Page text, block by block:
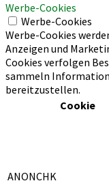
Werbe-Cookies
Werbe-Cookies
Werbe-Cookies
Anzeigen und
Cookies verfolgen
sammeln
bereitzustellen.
Cookie
ANONCHK